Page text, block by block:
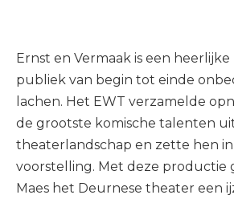
Ernst en Vermaak is een
publiek van begin tot einde
lachen. Het EWT verzamelde
de grootste komische talenten
theaterlandschap en zette hen
voorstelling. Met deze productie
Maes het Deurnese theater een